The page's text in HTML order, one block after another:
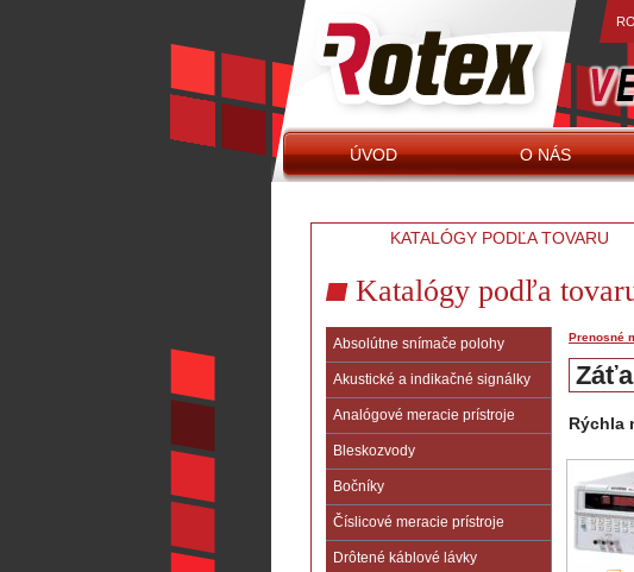
ÚVOD O NÁS
KATALÓGY PODĽA TOVARU
Katalógy podľa
Absolútne snímače polohy
Akustické a indikačné signálky
Analógové meracie prístroje
Bleskozvody
Bočníky
Číslicové meracie prístroje
Drôtené káblové lávky
Prenosné
Rýchla